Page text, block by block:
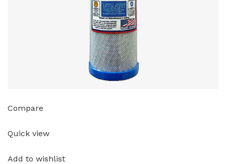
Compare
Quick view
Add to wishlist